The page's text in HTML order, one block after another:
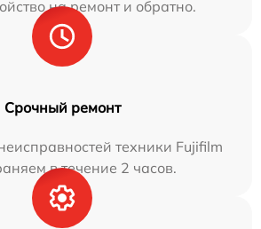
на ремонт и обратно.
Срочный ремонт
техники Fujifilm
в течение 2 часов.